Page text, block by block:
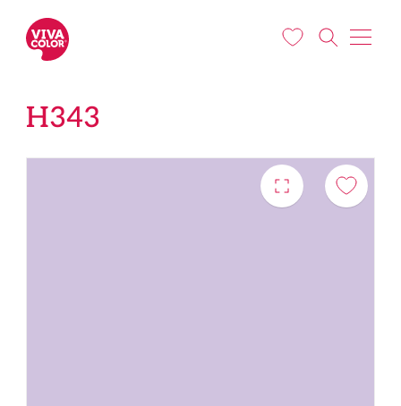
H343